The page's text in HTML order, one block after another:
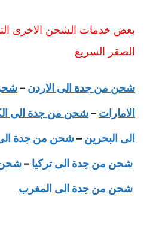
بعض خدمات الشحن الاخرى
الصقر السريع
شحن من جدة الى الاردن–
الامارات–شحن من جدة الى
الى البحرين–شحن من جدة
شحن من جدة الى تركيا–شحن
شحن من جدة الى المغرب